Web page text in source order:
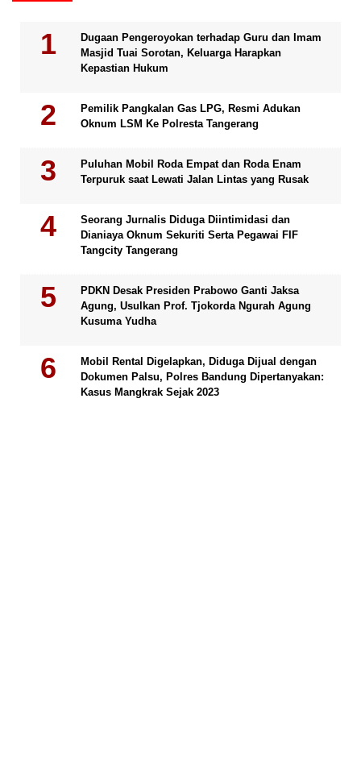
Dugaan Pengeroyokan terhadap Guru dan Imam
Masjid Tuai Sorotan, Keluarga Harapkan
Kepastian Hukum
Pemilik Pangkalan Gas LPG, Resmi Adukan
Oknum LSM Ke Polresta Tangerang
Puluhan Mobil Roda Empat dan Roda Enam
Terpuruk saat Lewati Jalan Lintas yang Rusak
Seorang Jurnalis Diduga Diintimidasi dan
Dianiaya Oknum Sekuriti Serta Pegawai FIF
Tangcity Tangerang
PDKN Desak Presiden Prabowo Ganti Jaksa
Agung, Usulkan Prof. Tjokorda Ngurah Agung
Kusuma Yudha
Mobil Rental Digelapkan, Diduga Dijual dengan
Dokumen Palsu, Polres Bandung Dipertanyakan:
Kasus Mangkrak Sejak 2023